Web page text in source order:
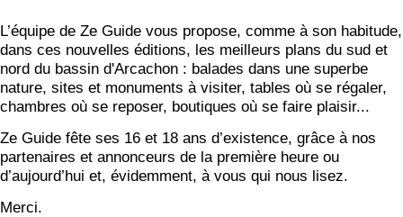
L’équipe de Ze Guide vous propose, comme à son habitude,
dans ces nouvelles éditions, les meilleurs plans du sud et
nord du bassin d'Arcachon : balades dans une superbe
nature, sites et monuments à visiter, tables où se régaler,
chambres où se reposer, boutiques où se faire plaisir...
Ze Guide fête ses 16 et 18 ans d’existence, grâce à nos
partenaires et annonceurs de la première heure ou
d’aujourd’hui et, évidemment, à vous qui nous lisez.
Merci.